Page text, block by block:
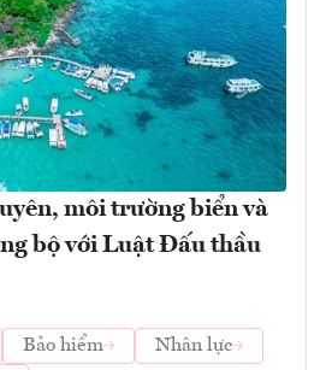
môi trường biển và
bộ với Luật Đấu thầu
Bảo hiểm
Nhân lực